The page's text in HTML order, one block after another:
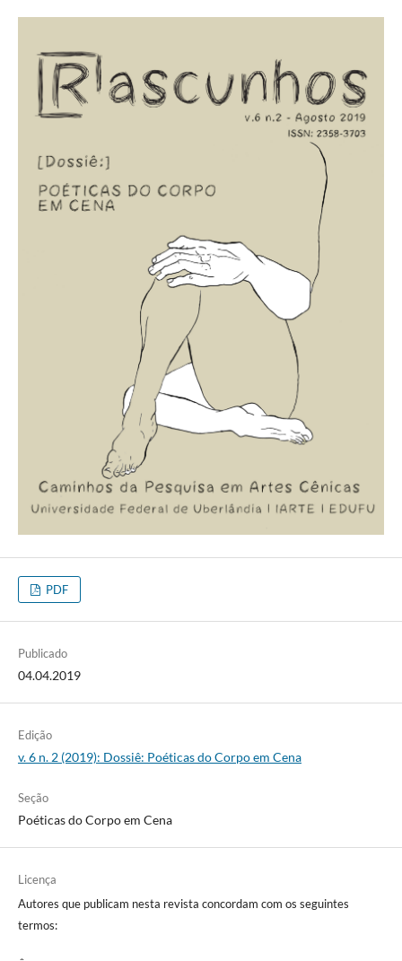
PDF
Publicado
04.04.2019
Edição
v. 6 n. 2 (2019): Dossiê: Poéticas do Corpo em Cena
Seção
Poéticas do Corpo em Cena
Licença
Autores que publicam nesta revista concordam com os seguintes
termos: